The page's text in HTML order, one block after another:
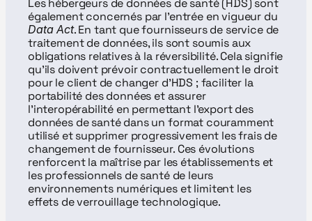
Les hébergeurs de données de santé (HDS) sont
Data Act. En tant que fournisseurs de service de
traitement de données, ils sont soumis aux
obligations relatives à la réversibilité. Cela signifie
qu’ils doivent prévoir contractuellement le droit
pour le client de changer d’HDS ; faciliter la
portabilité des données et assurer
l’interopérabilité en permettant l’export des
données de santé dans un format couramment
utilisé et supprimer progressivement les frais de
changement de fournisseur. Ces évolutions
renforcent la maîtrise par les établissements et
les professionnels de santé de leurs
environnements numériques et limitent les
effets de verrouillage technologique.